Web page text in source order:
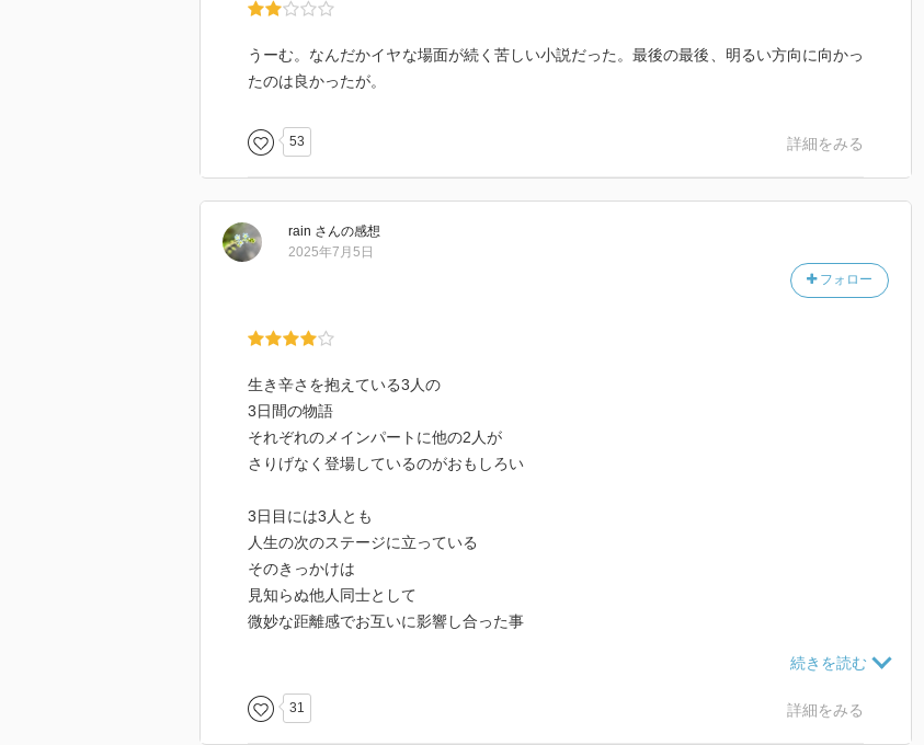
生きることは面倒だけど、きちんと死ぬことの面倒さと比べても、いい勝負だと思えるな
うーむ。なんだかイヤな場面が続く苦しい小説だった。最後の最後、明るい方向に向かっ
たのは良かったが。
53 詳細をみる
rain さんの感想
フォロー
2025年7月5日
生き辛さを抱えている3人の
3日間の物語
それぞれのメインパートに他の2人が
さりげなく登場しているのがおもしろい
3日目には3人とも
人生の次のステージに立っている
そのきっかけは
見知らぬ他人同士として
微妙な距離感でお互いに影響し合った事
影響を与えてくれる無数の名もなき人達
31 詳細をみる